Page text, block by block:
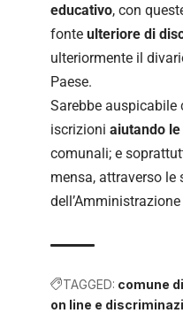
educativo, con
fonte ulteriore di
ulteriormente il
Paese.
Sarebbe auspicabile
iscrizioni aiutando
comunali; e
mensa, attraverso
TAGGED: comune
on line e